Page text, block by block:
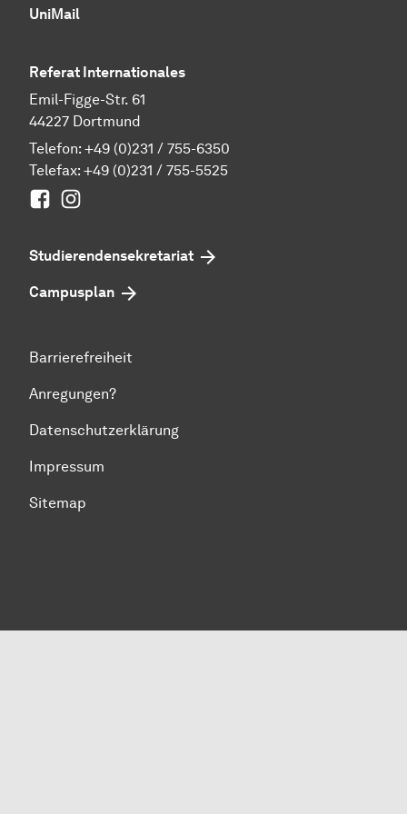
UniMail
Referat Internationales
Emil-Figge-Str. 61
44227 Dortmund
Telefon: +49 (0)231 / 755-6350
Telefax: +49 (0)231 / 755-5525
Facebook
Studierenden­sekretariat
Campusplan
Barrierefreiheit
Anregungen?
Datenschutzerklärung
Impressum
Sitemap